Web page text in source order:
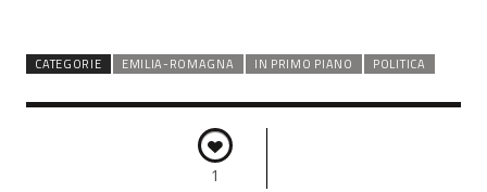
CATEGORIE EMILIA-ROMAGNA IN PRIMO PIANO POLITICA
1